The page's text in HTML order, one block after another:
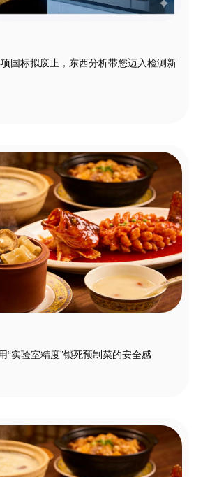
国标拟废止，东西分析带您迈入检测新
“实验室精度”锁死预制菜的安全感